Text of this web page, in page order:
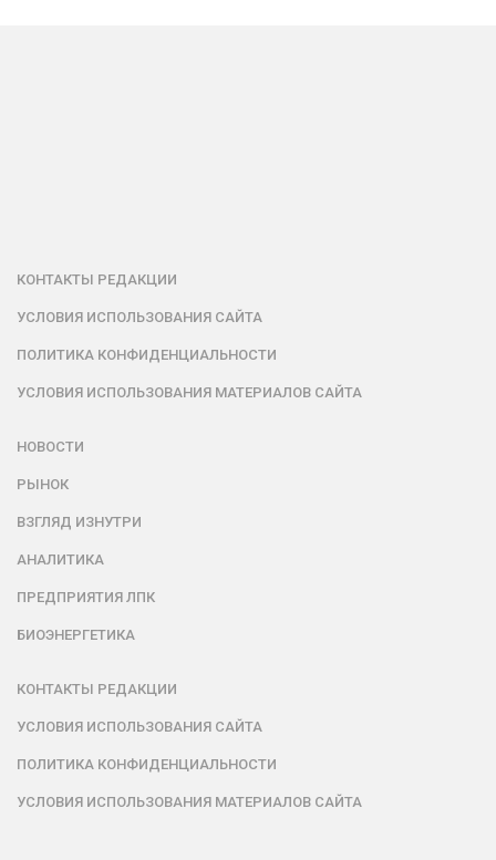
КОНТАКТЫ РЕДАКЦИИ
УСЛОВИЯ ИСПОЛЬЗОВАНИЯ САЙТА
ПОЛИТИКА КОНФИДЕНЦИАЛЬНОСТИ
УСЛОВИЯ ИСПОЛЬЗОВАНИЯ МАТЕРИАЛОВ САЙТА
НОВОСТИ
РЫНОК
ВЗГЛЯД ИЗНУТРИ
АНАЛИТИКА
ПРЕДПРИЯТИЯ ЛПК
БИОЭНЕРГЕТИКА
КОНТАКТЫ РЕДАКЦИИ
УСЛОВИЯ ИСПОЛЬЗОВАНИЯ САЙТА
ПОЛИТИКА КОНФИДЕНЦИАЛЬНОСТИ
УСЛОВИЯ ИСПОЛЬЗОВАНИЯ МАТЕРИАЛОВ САЙТА